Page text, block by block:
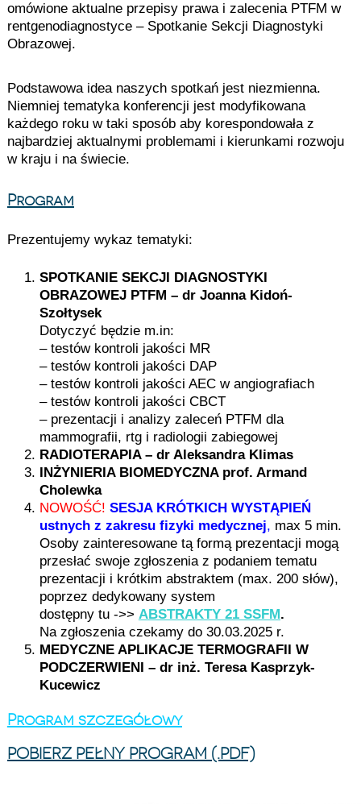
omówione aktualne przepisy prawa i zalecenia PTFM w
rentgenodiagnostyce – Spotkanie Sekcji Diagnostyki
Obrazowej.
Podstawowa idea naszych spotkań jest niezmienna.
Niemniej tematyka konferencji jest modyfikowana
każdego roku w taki sposób aby korespondowała z
najbardziej aktualnymi problemami i kierunkami rozwoju
w kraju i na świecie.
Program
Prezentujemy wykaz tematyki:
SPOTKANIE SEKCJI DIAGNOSTYKI
OBRAZOWEJ PTFM – dr Joanna Kidoń-
Szołtysek
Dotyczyć będzie m.in:
– testów kontroli jakości MR
– testów kontroli jakości DAP
– testów kontroli jakości AEC w angiografiach
– testów kontroli jakości CBCT
– prezentacji i analizy zaleceń PTFM dla
mammografii, rtg i radiologii zabiegowej
RADIOTERAPIA – dr Aleksandra Klimas
INŻYNIERIA BIOMEDYCZNA prof. Armand
Cholewka
NOWOŚĆ! SESJA KRÓTKICH WYSTĄPIEŃ
ustnych z zakresu fizyki medycznej, max 5 min.
Osoby zainteresowane tą formą prezentacji mogą
przesłać swoje zgłoszenia z podaniem tematu
prezentacji i krótkim abstraktem (max. 200 słów),
poprzez dedykowany system
dostępny tu ->> ABSTRAKTY 21 SSFM .
Na zgłoszenia czekamy do 30.03.2025 r.
MEDYCZNE APLIKACJE TERMOGRAFII W
PODCZERWIENI – dr inż. Teresa Kasprzyk-
Kucewicz
Program szczegółowy
POBIERZ PEŁNY PROGRAM (.PDF)